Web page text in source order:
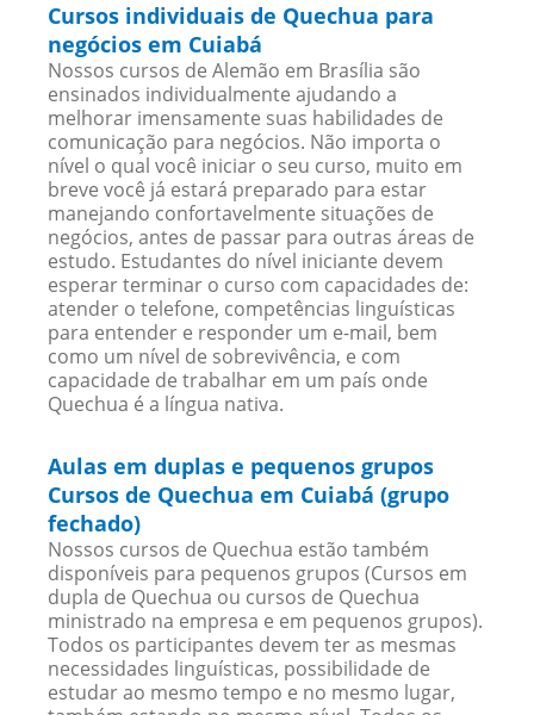
Cursos individuais de Quechua para
negócios em Cuiabá
Nossos cursos de Alemão em Brasília são
ensinados individualmente ajudando a
melhorar imensamente suas habilidades de
comunicação para negócios. Não importa o
nível o qual você iniciar o seu curso, muito em
breve você já estará preparado para estar
manejando confortavelmente situações de
negócios, antes de passar para outras áreas de
estudo. Estudantes do nível iniciante devem
esperar terminar o curso com capacidades de:
atender o telefone, competências linguísticas
para entender e responder um e-mail, bem
como um nível de sobrevivência, e com
capacidade de trabalhar em um país onde
Quechua é a língua nativa.
Aulas em duplas e pequenos grupos
Cursos de Quechua em Cuiabá (grupo
fechado)
Nossos cursos de Quechua estão também
disponíveis para pequenos grupos (Cursos em
dupla de Quechua ou cursos de Quechua
ministrado na empresa e em pequenos grupos).
Todos os participantes devem ter as mesmas
necessidades linguísticas, possibilidade de
estudar ao mesmo tempo e no mesmo lugar,